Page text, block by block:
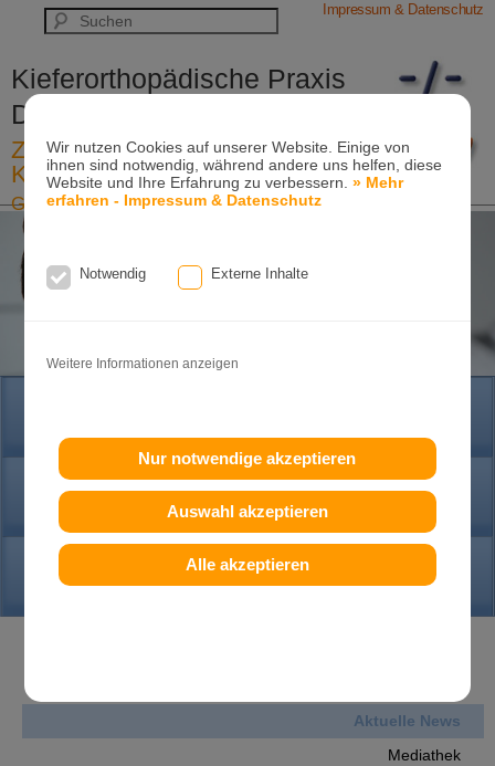
Wir nutzen Cookies auf unserer Website. Einige von
ihnen sind notwendig, während andere uns helfen, diese
Website und Ihre Erfahrung zu verbessern.» Mehr
erfahren - Impressum & Datenschutz
Notwendig Externe Inhalte
Weitere Informationen anzeigen
Nur notwendige akzeptieren
Auswahl akzeptieren
Alle akzeptieren
Impressum & Datenschutz
Kieferorthopädische Praxis
Dr. Konik & Kollegen
Zahn- und Kieferregulierungen für
Kinder und Erwachsene
Ganzheitliche-Kieferorthopädie
Erwachsenen-Kieferorthopädie
Tel. +49
PRAXIS
KONTAKT
Aktuelle News
Mediathek